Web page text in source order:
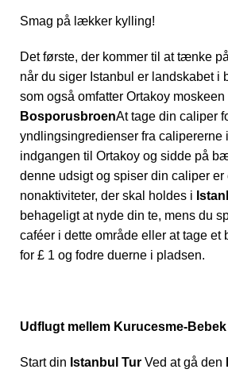
Smag på lækker kylling!
Det første, der kommer til at tænke
når du siger Istanbul er landskabet i
som også omfatter Ortakoy moskeen
BosporusbroenAt tage din caliper
yndlingsingredienser fra calipererne
indgangen til Ortakoy og sidde på
denne udsigt og spiser din caliper er
nonaktiviteter, der skal holdes i
behageligt at nyde din te, mens du
caféer i dette område eller at tage et
for £ 1 og fodre duerne i pladsen.
Udflugt mellem Kurucesme-Bebek
Start din Istanbul Tur Ved at gå den